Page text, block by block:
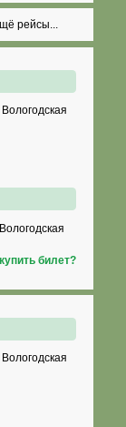
рейсы...
билет?